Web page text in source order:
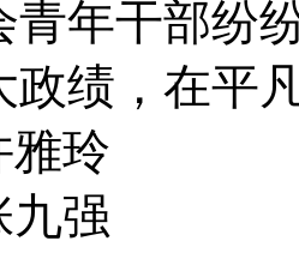
青年干部纷
政绩，在平
雅玲
九强